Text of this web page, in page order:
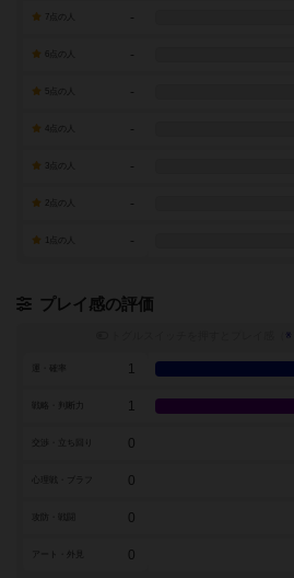
7点の人 -
-
-
-
-
-
-
プレイ感の評価
※
1
戦略・判断力 1
0
0
0
アート・外見 0